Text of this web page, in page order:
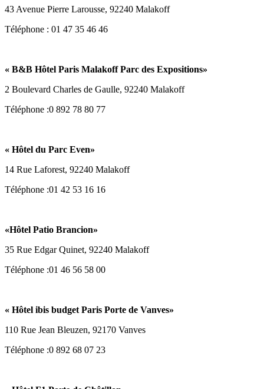
43 Avenue Pierre Larousse, 92240 Malakoff
Téléphone : 01 47 35 46 46
« B&B Hôtel Paris Malakoff Parc des Expositions»
2 Boulevard Charles de Gaulle, 92240 Malakoff
Téléphone :0 892 78 80 77
« Hôtel du Parc Even»
14 Rue Laforest, 92240 Malakoff
Téléphone :01 42 53 16 16
«Hôtel Patio Brancion»
35 Rue Edgar Quinet, 92240 Malakoff
Téléphone :01 46 56 58 00
« Hôtel ibis budget Paris Porte de Vanves»
110 Rue Jean Bleuzen, 92170 Vanves
Téléphone :0 892 68 07 23